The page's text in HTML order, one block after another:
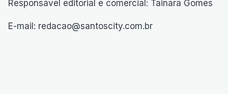
Responsável editorial e comercial: Tainara Gomes
E-mail: redacao@santoscity.com.br